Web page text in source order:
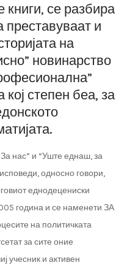
се разбира
и
на
новинарство
кој степен беа, за
нас” и “Уште еднаш, за
односно говори,
еднодецениски
година и се наменети ЗА
на политичката
за сите оние
учесник и активен